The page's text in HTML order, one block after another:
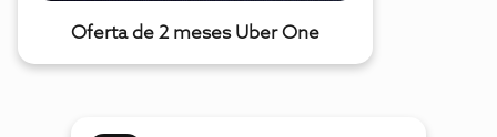
Oferta de 2 meses Uber One